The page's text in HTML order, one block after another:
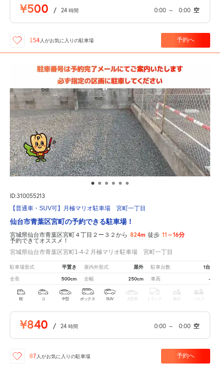
¥500 / 24 時間 0:00 ～ 0:00 空
154 人がお気に入りの駐車場 予約へ
ID:310055213
【普通車・SUV可】月極マリオ駐車場 宮町一丁目
仙台市青葉区宮町の予約できる駐車場！
宮城県仙台市青葉区宮町４丁目２ー３２から 824m 徒歩 11～16分
予約できてオススメ！
宮城県仙台市青葉区宮町1-4-2 月極マリオ駐車場 宮町一丁目
駐車場形式 平置き 屋内外形式 屋外 駐車台数 1台
全長 500cm 全幅 250cm 車高 -
軽 コ 中型 ボックス SUV 大型車 トラック 原付 バイク
¥840 / 24 時間 0:00 ～ 0:00 空
87 人がお気に入りの駐車場 予約へ